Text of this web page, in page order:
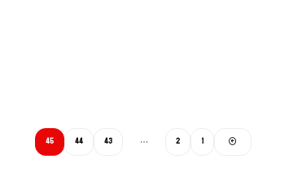
1
2
…
43
44
45